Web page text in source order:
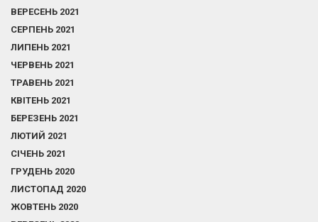
ВЕРЕСЕНЬ 2021
СЕРПЕНЬ 2021
ЛИПЕНЬ 2021
ЧЕРВЕНЬ 2021
ТРАВЕНЬ 2021
КВІТЕНЬ 2021
БЕРЕЗЕНЬ 2021
ЛЮТИЙ 2021
СІЧЕНЬ 2021
ГРУДЕНЬ 2020
ЛИСТОПАД 2020
ЖОВТЕНЬ 2020